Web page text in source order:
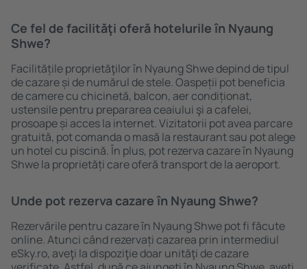
Ce fel de facilităţi oferă hotelurile în Nyaung
Shwe?
Facilitățile proprietăţilor în Nyaung Shwe depind de tipul
de cazare și de numărul de stele. Oaspeții pot beneficia
de camere cu chicinetă, balcon, aer condiționat,
ustensile pentru prepararea ceaiului şi a cafelei,
prosoape și acces la internet. Vizitatorii pot avea parcare
gratuită, pot comanda o masă la restaurant sau pot alege
un hotel cu piscină. În plus, pot rezerva cazare în Nyaung
Shwe la proprietăți care oferă transport de la aeroport.
Unde pot rezerva cazare în Nyaung Shwe?
Rezervările pentru cazare în Nyaung Shwe pot fi făcute
online. Atunci când rezervați cazarea prin intermediul
eSky.ro, aveţi la dispoziţie doar unităţi de cazare